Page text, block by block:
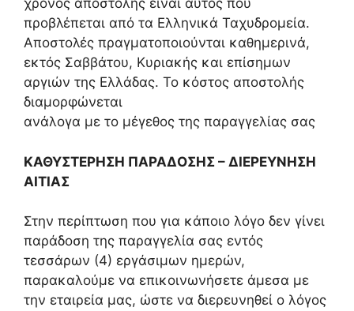
χρόνος αποστολής είναι αυτός που
προβλέπεται από τα Ελληνικά Ταχυδρομεία.
Αποστολές πραγματοποιούνται καθημερινά,
εκτός Σαββάτου, Κυριακής και επίσημων
αργιών της Ελλάδας. Το κόστος αποστολής
διαμορφώνεται
ανάλογα με το μέγεθος της παραγγελίας σας
ΚΑΘΥΣΤΕΡΗΣΗ ΠΑΡΑΔΟΣΗΣ – ΔΙΕΡΕΥΝΗΣΗ
ΑΙΤΙΑΣ
Στην περίπτωση που για κάποιο λόγο δεν γίνει
παράδοση της παραγγελία σας εντός
τεσσάρων (4) εργάσιμων ημερών,
παρακαλούμε να επικοινωνήσετε άμεσα με
την εταιρεία μας, ώστε να διερευνηθεί ο λόγος